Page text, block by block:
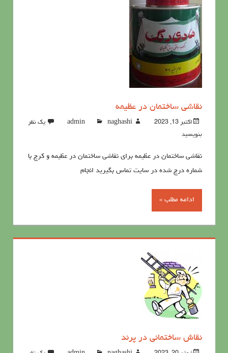
نقاشی ساختمان در عظیمه
اکتبر 13, 2023 admin naghashi
یک نظر
بنویسید
نقاشی ساختمان در عظیمه برای نقاشی ساختمان در عظیمه و کرج با
شماره درج شده در سایت تماس بگیرید انجام
ادامه مطلب »
نقاش ساختمانی در پرند